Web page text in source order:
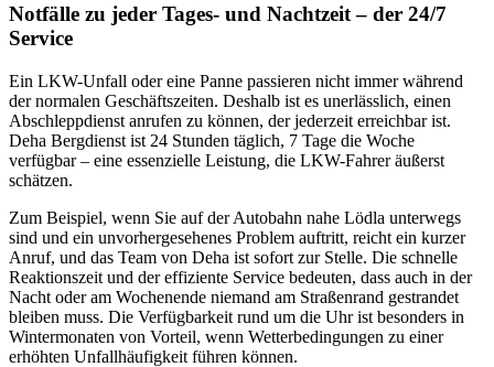
Notfälle zu jeder Tages- und Nachtzeit – der 24/7
Service
Ein LKW-Unfall oder eine Panne passieren nicht immer während
der normalen Geschäftszeiten. Deshalb ist es unerlässlich, einen
Abschleppdienst anrufen zu können, der jederzeit erreichbar ist.
Deha Bergdienst ist 24 Stunden täglich, 7 Tage die Woche
verfügbar – eine essenzielle Leistung, die LKW-Fahrer äußerst
schätzen.
Zum Beispiel, wenn Sie auf der Autobahn nahe Lödla unterwegs
sind und ein unvorhergesehenes Problem auftritt, reicht ein kurzer
Anruf, und das Team von Deha ist sofort zur Stelle. Die schnelle
Reaktionszeit und der effiziente Service bedeuten, dass auch in der
Nacht oder am Wochenende niemand am Straßenrand gestrandet
bleiben muss. Die Verfügbarkeit rund um die Uhr ist besonders in
Wintermonaten von Vorteil, wenn Wetterbedingungen zu einer
erhöhten Unfallhäufigkeit führen können.